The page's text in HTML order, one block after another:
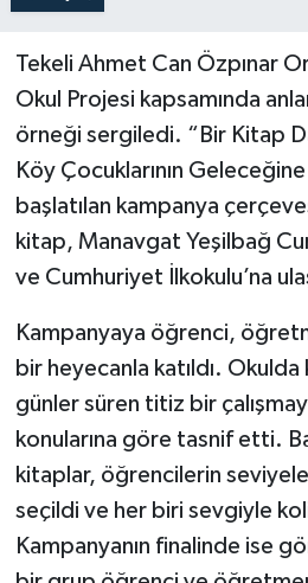
Tekeli Ahmet Can Özpınar
Okul Projesi kapsamında
örneği sergiledi. “Bir Kitap
Köy Çocuklarının
başlatılan kampanya
kitap, Manavgat Yeşilbağ
ve Cumhuriyet İlkokulu’na
Kampanyaya öğrenci,
bir heyecanla katıldı.
günler süren titiz bir
konularına göre tasnif etti.
kitaplar, öğrencilerin
seçildi ve her biri sevgiyle
Kampanyanın finalinde ise